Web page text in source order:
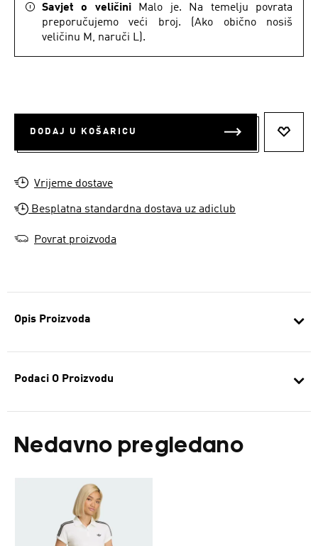
Opis Proizvoda
Podaci O Proizvodu
Nedavno pregledano
Savjet o veličini
Malo je. Na temelju povrata
preporučujemo veći broj. (Ako obično nosiš
veličinu M, naruči L).
DODAJ U KOŠARICU
Vrijeme dostave
Besplatna standardna dostava uz adiclub
Povrat proizvoda